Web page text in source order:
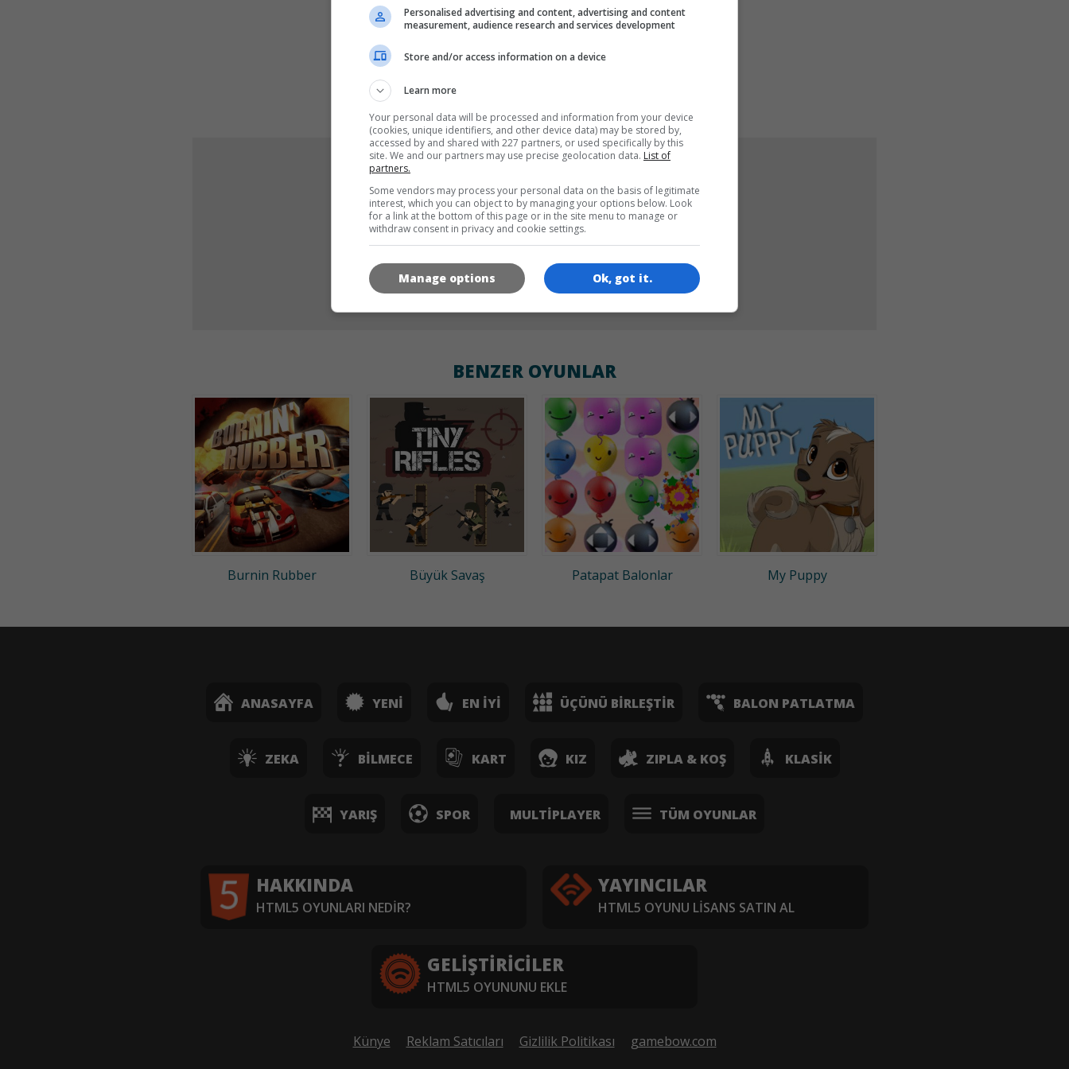
DILLER
OYUN RESIMLERI
BENZER OYUNLAR
Burnin Rubber Büyük Savaş Patapat Balonlar My Puppy
ANASAYFA YENI EN İYI ÜÇÜNÜ BIRLEŞTIR BALON PATLATMA
ZEKA BILMECE KART KIZ ZIPLA & KOŞ KLASIK
YARIŞ SPOR MULTIPLAYER TÜM OYUNLAR
HAKKINDA
HTML5 OYUNLARI NEDIR?
YAYINCILAR
HTML5 OYUNU LISANS SATIN AL
GELIŞTIRICILER
HTML5 OYUNUNU EKLE
Künye Reklam Satıcıları Gizlilik Politikası
gamebow.com
Personalised advertising and content, advertising and content
measurement, audience research and services development
Store and/or access information on a device
Learn more
Your personal data will be processed and information from your device
(cookies, unique identifiers, and other device data) may be stored by,
accessed by and shared with 227 partners, or used specifically by this
site. We and our partners may use precise geolocation data. List of
partners.
Some vendors may process your personal data on the basis of legitimate
interest, which you can object to by managing your options below. Look
for a link at the bottom of this page or in the site menu to manage or
withdraw consent in privacy and cookie settings.
Ok, got it.
Manage options